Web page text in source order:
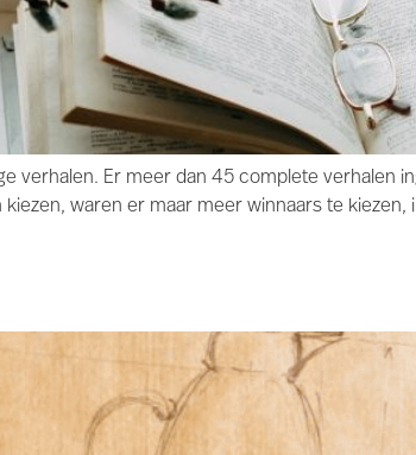
verhalen. Er meer dan 45 complete verhalen
waren er maar meer winnaars te